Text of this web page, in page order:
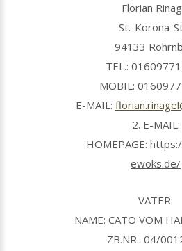
Florian
St.-Korona-
94133
TEL.:
MOBIL:
E-MAIL:
2. E-MAIL:
HOMEPAGE:
ewoks.de/
VATER:
NAME: CATO VOM
ZB.NR.: 04/